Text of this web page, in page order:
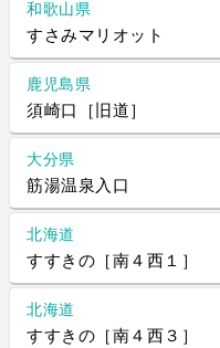
和歌山県
すさみマリオット
鹿児島県
須崎口［旧道］
大分県
筋湯温泉入口
北海道
すすきの［南４西１］
北海道
すすきの［南４西３］